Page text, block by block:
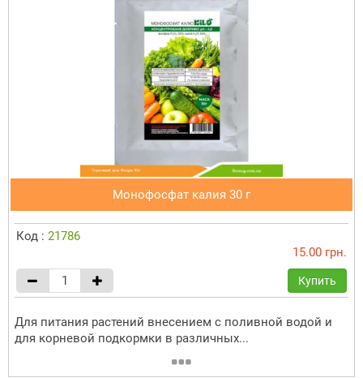
Монофосфат калия 30 г
Код : 21786
15.00 грн.
Купить
Для питания растений внесением с поливной водой и
для корневой подкормки в различных...